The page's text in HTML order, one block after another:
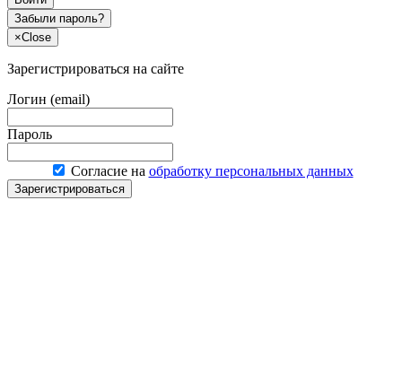
Забыли пароль?
×Close
Зарегистрироваться на сайте
Логин (email)
Пароль
Согласие на обработку персональных данных
Зарегистрироваться